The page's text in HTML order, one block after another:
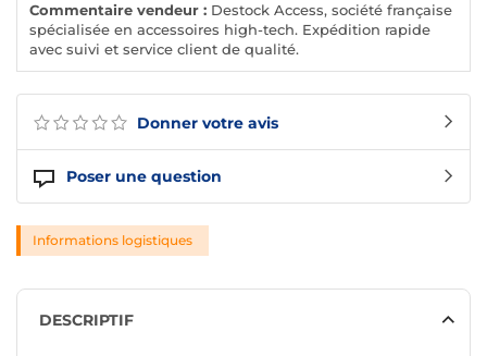
Donner votre avis
Poser une question
Commentaire vendeur : Destock Access, société française
spécialisée en accessoires high-tech. Expédition rapide
avec suivi et service client de qualité.
Informations logistiques
DESCRIPTIF